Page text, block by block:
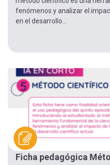
cuenta
fenómenos y analizar el
en el desarrollo...
Ficha pedagógica